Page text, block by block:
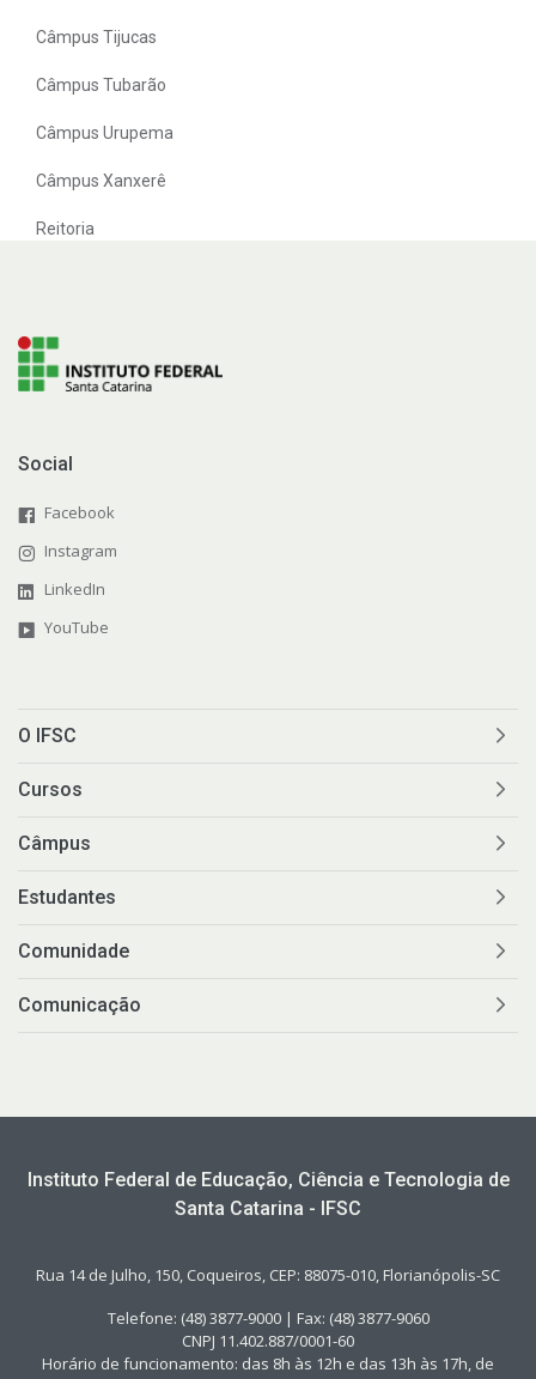
Câmpus Tijucas
Câmpus Tubarão
Câmpus Urupema
Câmpus Xanxerê
Reitoria
Social
Facebook
Instagram
LinkedIn
YouTube
O IFSC
Cursos
Câmpus
Estudantes
Comunidade
Comunicação
Instituto Federal de Educação, Ciência e Tecnologia de
Santa Catarina - IFSC
Rua 14 de Julho, 150, Coqueiros, CEP: 88075-010, Florianópolis-SC
Telefone: (48) 3877-9000 | Fax: (48) 3877-9060
CNPJ 11.402.887/0001-60
Horário de funcionamento: das 8h às 12h e das 13h às 17h, de